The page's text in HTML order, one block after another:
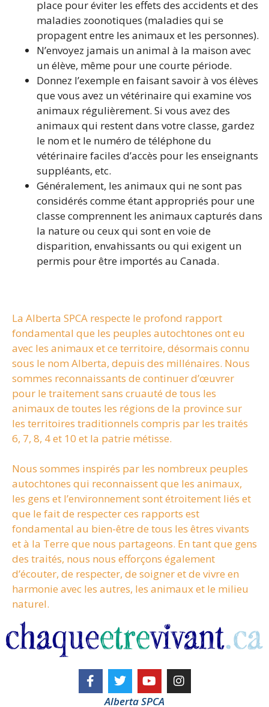
place pour éviter les effets des accidents et des
maladies zoonotiques (maladies qui se
propagent entre les animaux et les personnes).
N’envoyez jamais un animal à la maison avec
un élève, même pour une courte période.
Donnez l’exemple en faisant savoir à vos élèves
que vous avez un vétérinaire qui examine vos
animaux régulièrement. Si vous avez des
animaux qui restent dans votre classe, gardez
le nom et le numéro de téléphone du
vétérinaire faciles d’accès pour les enseignants
suppléants, etc.
Généralement, les animaux qui ne sont pas
considérés comme étant appropriés pour une
classe comprennent les animaux capturés dans
la nature ou ceux qui sont en voie de
disparition, envahissants ou qui exigent un
permis pour être importés au Canada.
La Alberta SPCA respecte le profond rapport
fondamental que les peuples autochtones ont eu
avec les animaux et ce territoire, désormais connu
sous le nom Alberta, depuis des millénaires. Nous
sommes reconnaissants de continuer d’œuvrer
pour le traitement sans cruauté de tous les
animaux de toutes les régions de la province sur
les territoires traditionnels compris par les traités
6, 7, 8, 4 et 10 et la patrie métisse.
Nous sommes inspirés par les nombreux peuples
autochtones qui reconnaissent que les animaux,
les gens et l’environnement sont étroitement liés et
que le fait de respecter ces rapports est
fondamental au bien-être de tous les êtres vivants
et à la Terre que nous partageons. En tant que gens
des traités, nous nous efforçons également
d’écouter, de respecter, de soigner et de vivre en
harmonie avec les autres, les animaux et le milieu
naturel.
Alberta SPCA